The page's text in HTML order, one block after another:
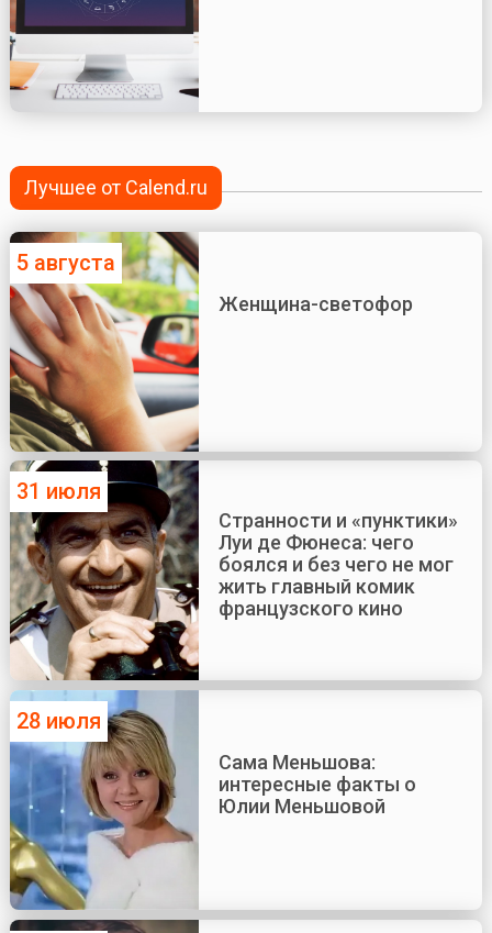
Лучшее от Calend.ru
5 августа
Женщина-светофор
31 июля
Странности и «пунктики»
Луи де Фюнеса: чего
боялся и без чего не мог
жить главный комик
французского кино
28 июля
Сама Меньшова:
интересные факты о
Юлии Меньшовой